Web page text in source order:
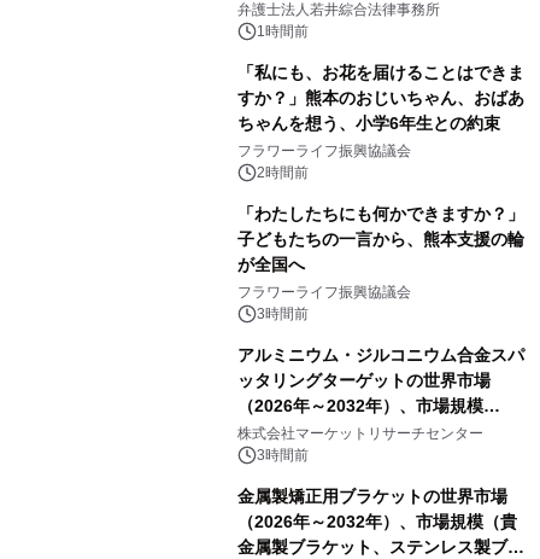
弁護士法人若井綜合法律事務所
1時間前
「私にも、お花を届けることはできま
すか？」熊本のおじいちゃん、おばあ
ちゃんを想う、小学6年生との約束
フラワーライフ振興協議会
2時間前
「わたしたちにも何かできますか？」
子どもたちの一言から、熊本支援の輪
が全国へ
フラワーライフ振興協議会
3時間前
アルミニウム・ジルコニウム合金スパ
ッタリングターゲットの世界市場
（2026年～2032年）、市場規模
（0.995、0.999、その他）・分析レポ
ートを発表
株式会社マーケットリサーチセンター
3時間前
金属製矯正用ブラケットの世界市場
（2026年～2032年）、市場規模（貴
金属製ブラケット、ステンレス製ブラ